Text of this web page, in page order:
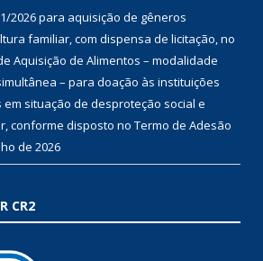
2026 para aquisição de gêneros
familiar, com dispensa de licitação, no
Aquisição de Alimentos – modalidade
– para doação às instituições
situação de desproteção social e
conforme disposto no Termo de Adesão
de 2026
CR2